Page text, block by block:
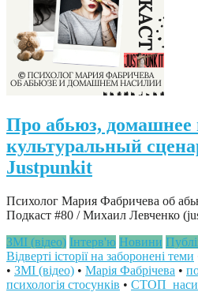
Про абьюз, домашнее
культуральный
Justpunkit
Психолог Мария Фабричева об
Подкаст #80 / Михаил Левченко
ЗМІ (відео) Інтерв'ю Новини
Відверті історії на заборонені теми
• ЗМІ (відео) • Марія Фабрічева •
психологія стосунків •